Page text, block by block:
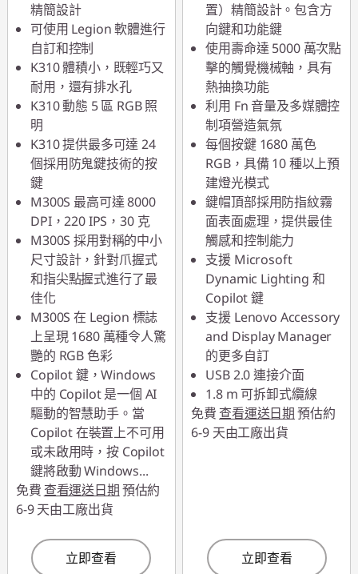
精簡設計
可使用 Legion 軟體進行
自訂和控制
K310 體積小，既輕巧又
耐用，還有排水孔
K310 動態 5 區 RGB 照
明
K310 提供最多可達 24
個採用防鬼鍵技術的按
鍵
M300S 最高可達 8000
DPI，220 IPS，30 克
M300S 採用對稱的中小
尺寸設計，針對爪握式
和指尖點握式進行了最
佳化
M300S 在 Legion 標誌
上呈現 1680 萬種令人驚
艷的 RGB 色彩
Copilot 鍵，Windows
中的 Copilot 是一個 AI
驅動的智慧助手。當
Copilot 在裝置上不可用
或未啟用時，按 Copilot
鍵將啟動 Windows...
免費 查看運送日期預估約
6-9 天由工廠出貨
立即查看
置）精簡設計。包含方
向鍵和功能鍵
使用壽命達 5000 萬次點
擊的觸覺機械軸，具有
熱抽換功能
利用 Fn 音量及多媒體控
制項營造氣氛
每個按鍵 1680 萬色
RGB，具備 10 種以上預
建燈光模式
鍵帽頂部採用防指紋霧
面表面處理，提供最佳
觸感和控制能力
支援 Microsoft
Dynamic Lighting 和
Copilot 鍵
支援 Lenovo Accessory
and Display Manager
的更多自訂
USB 2.0 連接介面
1.8 m 可拆卸式纜線
免費 查看運送日期預估約
6-9 天由工廠出貨
立即查看